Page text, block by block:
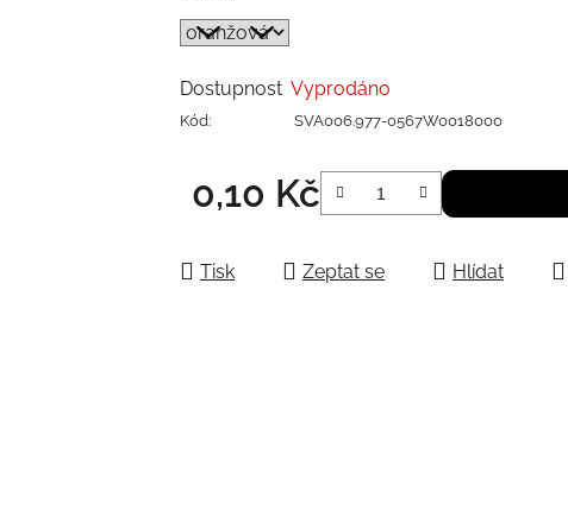
Dostupnost Vyprodáno
Kód: SVA006.977-0567W0018000
0,10 Kč
Tisk Zeptat se Hlídat